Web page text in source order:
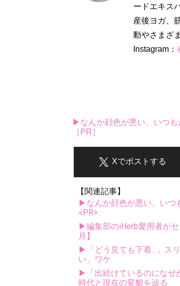
ードエキス
産後ヨガ、
動やさまざ
Instagram：
▶なんか顔色が悪い、いつも
［PR］
Xでポストする
【関連記事】
▶なんか顔色が悪い、いつ
<PR>
▶編集部のiHerb愛用者が
月】
▶「どう見ても下着...」ス
い」ワケ
▶「出続けているのになぜ
時代と現在の変貌を辿る